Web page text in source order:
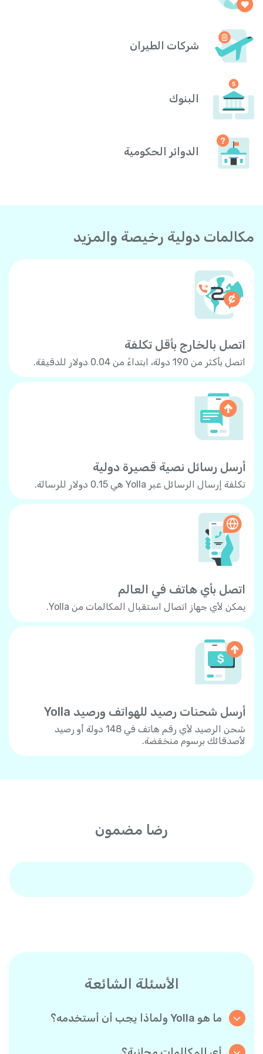
شركات الطيران
البنوك
الدوائر الحكومية
مكالمات دولية رخيصة والمزيد
اتصل بالخارج بأقل تكلفة
اتصل بأكثر من 190 دولة، ابتداءً من 0.04 دولار للدقيقة.
أرسل رسائل نصية قصيرة دولية
تكلفة إرسال الرسائل عبر Yolla هي 0.15 دولار للرسالة.
اتصل بأي هاتف في العالم
يمكن لأي جهاز اتصال استقبال المكالمات من Yolla.
أرسل شحنات رصيد للهواتف ورصيد Yolla
شحن الرصيد لأي رقم هاتف في 148 دولة أو رصيد
لأصدقائك برسوم منخفضة.
رضا مضمون
الأسئلة الشائعة
ما هو Yolla ولماذا يجب أن أستخدمه؟